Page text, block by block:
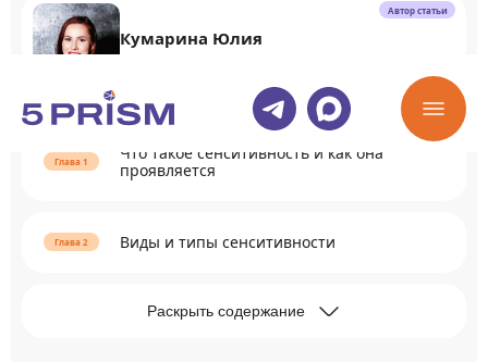
Автор статьи
Кумарина Юлия
Что такое сенситивность и как она
проявляется
Виды и типы сенситивности
Раскрыть содержание